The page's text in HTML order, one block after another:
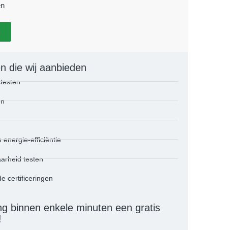
voedingen
die wij aanbieden
energie-efficiëntie
testen
certificeringen
binnen enkele minuten een gratis